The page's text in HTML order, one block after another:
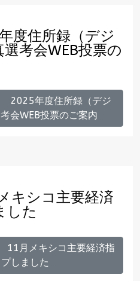
度住所録（デジ
考会WEB投票の
2025年度住所録（デジ
会WEB投票のご案内
キシコ主要経済
した
月メキシコ主要経済指
しました